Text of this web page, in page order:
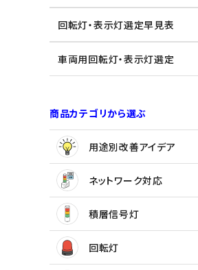
person
用途別改善アイデア
積層信号灯
回転灯
流線型
表示灯
光音一体型
回転灯・表示灯選定早見表
車両用回転灯・表示灯選定
商品カテゴリから選ぶ
用途別改善アイデア
ネットワーク対応
積層信号灯
回転灯